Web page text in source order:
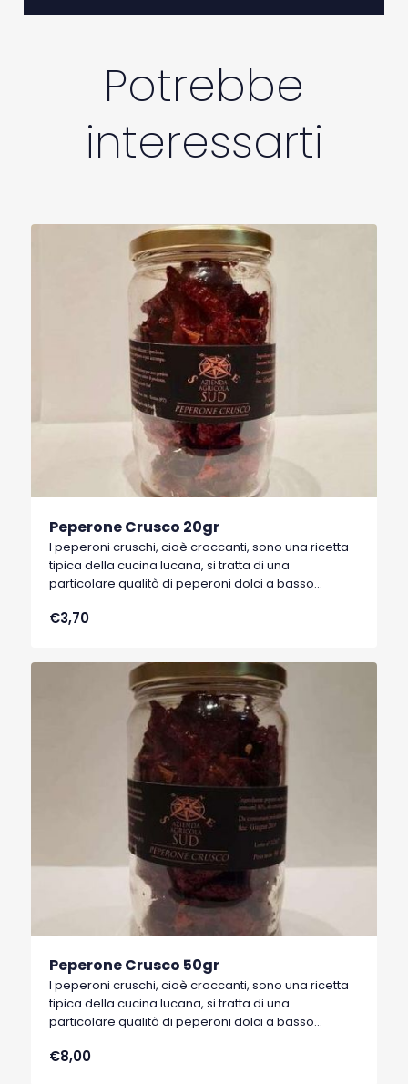
Potrebbe
interessarti
Peperone Crusco 20gr
I peperoni cruschi, cioè croccanti, sono una ricetta
tipica della cucina lucana, si tratta di una
particolare qualità di peperoni dolci a basso
Basilicata, che hanno ottenuto nel 1996 il marchio
€3,70
Peperone Crusco 50gr
I peperoni cruschi, cioè croccanti, sono una ricetta
tipica della cucina lucana, si tratta di una
particolare qualità di peperoni dolci a basso
Basilicata, che hanno ottenuto nel 1996 il marchio
€8,00